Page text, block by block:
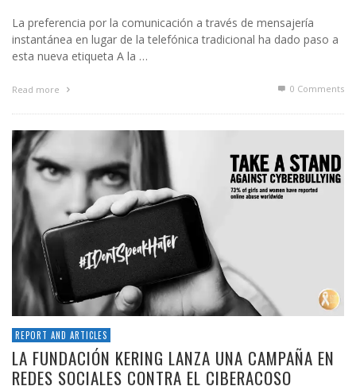
La preferencia por la comunicación a través de mensajería
instantánea en lugar de la telefónica tradicional ha dado paso a
esta nueva etiqueta A la …
Read more 0 Comments
REPORT AND ARTICLES
LA FUNDACIÓN KERING LANZA UNA CAMPAÑA EN
REDES SOCIALES CONTRA EL CIBERACOSO